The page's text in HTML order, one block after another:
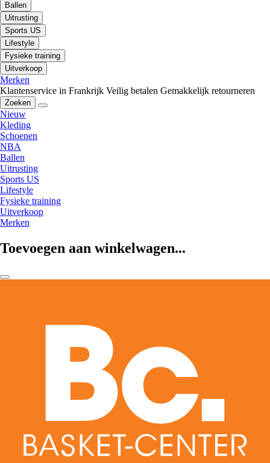
Ballen
Uitrusting
Sports US
Lifestyle
Fysieke training
Uitverkoop
Merken
Klantenservice in Frankrijk Veilig betalen Gemakkelijk retourneren
Zoeken
Nieuw
Kleding
Schoenen
NBA
Ballen
Uitrusting
Sports US
Lifestyle
Fysieke training
Uitverkoop
Merken
Toevoegen aan winkelwagen...